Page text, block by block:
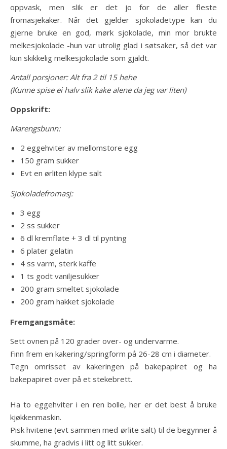
oppvask, men slik er det jo for de aller fleste
fromasjekaker. Når det gjelder sjokoladetype kan du
gjerne bruke en god, mørk sjokolade, min mor brukte
melkesjokolade -hun var utrolig glad i søtsaker, så det var
kun skikkelig melkesjokolade som gjaldt.
Antall porsjoner: Alt fra 2 til 15 hehe
(Kunne spise ei halv slik kake alene da jeg var liten)
Oppskrift:
Marengsbunn:
2 eggehviter av mellomstore egg
150 gram sukker
Evt en ørliten klype salt
Sjokoladefromasj:
3 egg
2 ss sukker
6 dl kremfløte + 3 dl til pynting
6 plater gelatin
4 ss varm, sterk kaffe
1 ts godt vaniljesukker
200 gram smeltet sjokolade
200 gram hakket sjokolade
Fremgangsmåte:
Sett ovnen på 120 grader over- og undervarme.
Finn frem en kakering/springform på 26-28 cm i diameter.
Tegn omrisset av kakeringen på bakepapiret og ha
bakepapiret over på et stekebrett.
Ha to eggehviter i en ren bolle, her er det best å bruke
kjøkkenmaskin.
Pisk hvitene (evt sammen med ørlite salt) til de begynner å
skumme, ha gradvis i litt og litt sukker.